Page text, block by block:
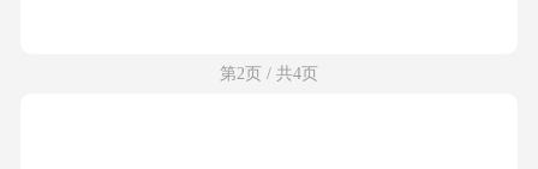
第2页 / 共4页